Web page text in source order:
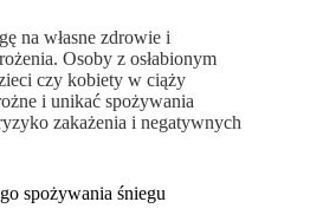
na własne zdrowie i
Osoby z osłabionym
czy kobiety w ciąży
i unikać spożywania
zakażenia i negatywnych
spożywania śniegu